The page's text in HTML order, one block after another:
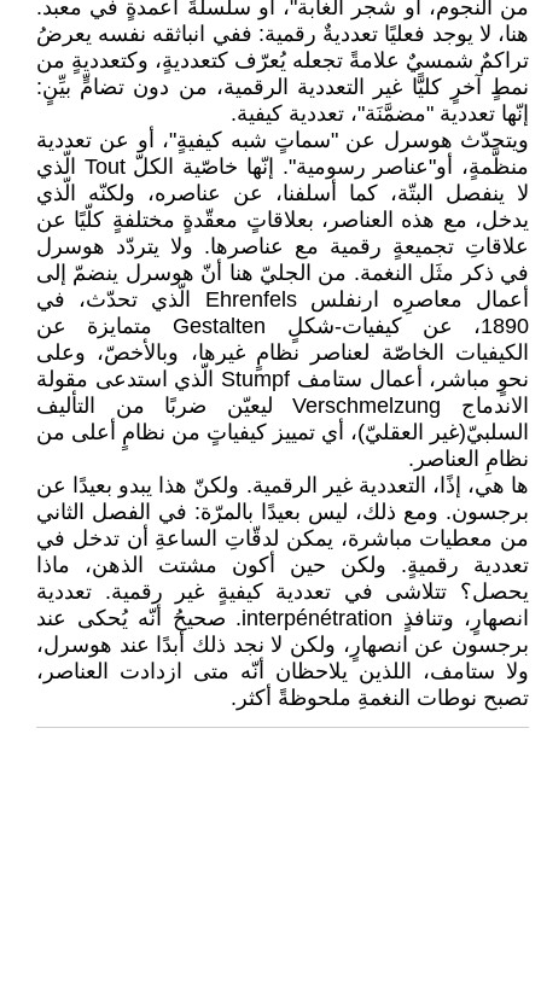
من النجوم، أو شجر الغابة"، ‏أو سلسلةَ أعمدةٍ في معبد.
هنا، لا يوجد فعليًا تعدديةٌ رقمية: ففي انباثقه نفسه يعرضُ
تراكمٌ شمسيٌ ‏علامةً تجعله يُعرّف كتعدديةٍ، وكتعدديةٍ من
نمطٍ آخرٍ كليًّا غير التعددية الرقمية، من دون تضامٍّ ‏بيِّنٍ:
إنّها تعددية "مضمَّنَة"، تعددية كيفية. ‏
ويتحدّث هوسرل عن "سماتٍ شبه كيفيةٍ"، أو عن تعددية
منظَّمةٍ، أو"عناصر رسومية". إنّها ‏خاصّية الكلّ ‏Tout‏ الّذي
لا ينفصل البتّة، كما أسلفنا، عن عناصره، ولكنّه الّذي
يدخل، مع هذه ‏العناصر، بعلاقاتٍ معقّدةٍ مختلفةٍ كلّيًا عن
علاقاتِ تجميعةٍ رقمية مع عناصرها. ولا يتردّد هوسرل
‏في ذكر مثَل النغمة. من الجليّ هنا أنّ هوسرل ينضمّ إلى
أعمال معاصرِه ارنفلس ‏Ehrenfels‏ ‏الّذي تحدّث، في
1890، عن كيفيات-شكلٍ ‏Gestalten‏ متمايزة عن
الكيفيات الخاصّة لعناصر ‏نظامٍ غيرها، وبالأخصّ، وعلى
نحوٍ مباشر، أعمال ستامف ‏Stumpf‏ الّذي استدعى مقولة
الاندماج ‏Verschmelzung‏ ليعيّن ضربًا من التأليف
السلبيّ(غير العقليّ)، أي تمييز كيفياتٍ من نظامٍ ‏أعلى من
نظامِ العناصر.‏
ها هي، إذًا، التعددية غير الرقمية. ولكنّ هذا يبدو بعيدًا عن
برجسون. ومع ذلك، ليس بعيدًا ‏بالمرّة: في الفصل الثاني
من معطيات مباشرة، يمكن لدقّاتِ الساعةِ أن تدخل في
تعددية رقميةٍ. ‏ولكن حين أكون مشتت الذهن، ماذا
يحصل؟ تتلاشى في تعددية كيفيةٍ غير رقمية. تعددية
‏انصهارٍ، وتنافذٍ ‏interpénétration‏. صحيحُ أنّه يُحكى عند
برجسون عن انصهارٍ، ولكن لا ‏نجد ذلك أبدًا عند هوسرل،
ولا ستامف، اللذين يلاحظان أنّه متى ازدادت العناصر،
تصبح نوطات ‏النغمةِ ملحوظةً أكثر.‏